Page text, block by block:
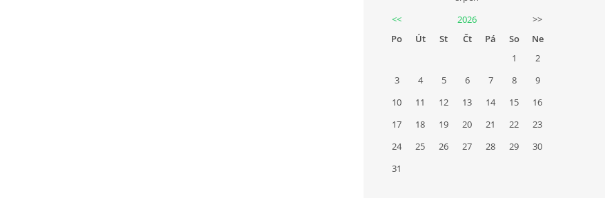
<<
2026
>>
Po
Út St Čt Pá So
Ne
1
2
3
4 5 6 7 8
9
10
11 12 13 14 15
16
17
18 19 20 21 22
23
24
25 26 27 28 29
30
31